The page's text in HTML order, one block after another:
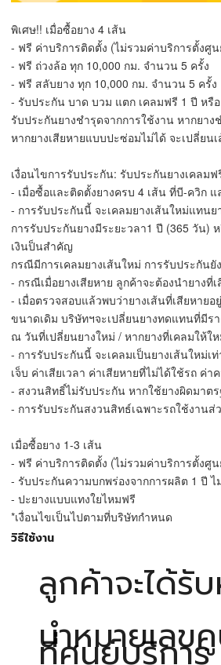
พิเศษ!! เมื่อซื้อยาง 4 เส้น
- ฟรี ค่าบริการติดตั้ง (ไม่รวมค่าบริการตั้งศูน
- ฟรี ถ่วงล้อ ทุก 10,000 กม. จำนวน 5 ครั้ง
- ฟรี สลับยาง ทุก 10,000 กม. จำนวน 5 ครั้ง
- รับประกัน บาด บวม แตก เคลมฟรี 1 ปี หรื
รับประกันยางชำรุดจากการใช้งาน หากยา
หากยางเสียหายแบบปะซ่อมไม่ได้ จะเปลี่ยน
เงื่อนไขการรับประกัน: รับประกันยางเคลมฟ
- เมื่อซื้อและติดตั้งยางครบ 4 เส้น ที่บี-ควิก
- การรับประกันนี้ จะเคลมยางเส้นใหม่แทน
การรับประกันยางมีระยะวลา1 ปี (365 วัน)
เงินป็นสำคัญ
กรณีมีการเคลมยางเส้นใหม่ การรับประกัน
- กรณีเมื่อยางเสียหาย ลูกค้าจะต้องนำยางที่
- เมื่อตรวจสอบแล้วพบว่ายางเส้นที่เสียหาย
ขนาดเดิม บริษัทฯจะเปลี่ยนยางทดแทนที่มีร
ณ วันที่เปลี่ยนยางใหม่ / หากยางที่เคลมให้
- การรับประกันนี้ จะเคลมเป็นยางเส้นใหม่
เจ็บ ค่าเสียเวลา ค่าเสียหายที่ไม่ได้ใช้รถ
- สงวนสิทธิ์ไม่รับประกัน หากใช้ยางผิดมาต
- การรับประกันสงวนสิทธ์เฉพาะรถใช้งาน
เมื่อซื้อยาง 1-3 เส้น
- ฟรี ค่าบริการติดตั้ง (ไม่รวมค่าบริการตั้งศูน
- รับประกันความบกพร่องจากการผลิต 1 ปี ไ
- ปะยางแบบแทงใยไหมฟรี
*เงื่อนไขเป็นไปตามที่บริษัทกำหนด
วิธีใช้งาน
ลูกค้าจะได้รั
นำหมายเลข
ที่ศูนย์บริกา